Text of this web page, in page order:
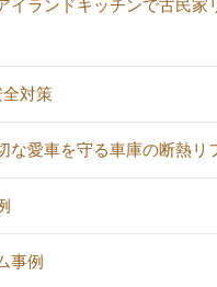
ランドキッチンで古民家
対策
な愛車を守る車庫の断熱リ
事例